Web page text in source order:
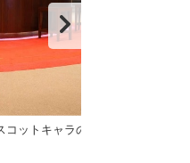
ットキャラの